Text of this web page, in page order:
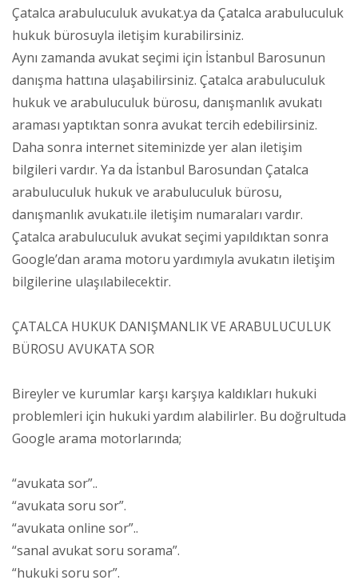
Çatalca arabuluculuk avukat.ya da Çatalca arabuluculuk
hukuk bürosuyla iletişim kurabilirsiniz.
Aynı zamanda avukat seçimi için İstanbul Barosunun
danışma hattına ulaşabilirsiniz. Çatalca arabuluculuk
hukuk ve arabuluculuk bürosu, danışmanlık avukatı
araması yaptıktan sonra avukat tercih edebilirsiniz.
Daha sonra internet siteminizde yer alan iletişim
bilgileri vardır. Ya da İstanbul Barosundan Çatalca
arabuluculuk hukuk ve arabuluculuk bürosu,
danışmanlık avukatı.ile iletişim numaraları vardır.
Çatalca arabuluculuk avukat seçimi yapıldıktan sonra
Google’dan arama motoru yardımıyla avukatın iletişim
bilgilerine ulaşılabilecektir.
ÇATALCA HUKUK DANIŞMANLIK VE ARABULUCULUK
BÜROSU AVUKATA SOR
Bireyler ve kurumlar karşı karşıya kaldıkları hukuki
problemleri için hukuki yardım alabilirler. Bu doğrultuda
Google arama motorlarında;
“avukata sor”..
“avukata soru sor”.
“avukata online sor”..
“sanal avukat soru sorama”.
“hukuki soru sor”.